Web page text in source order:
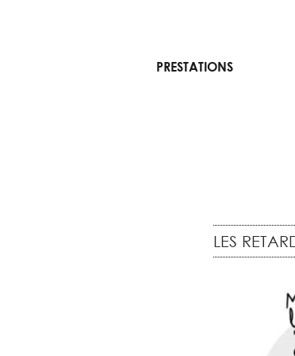
PRESTATIONS
LES